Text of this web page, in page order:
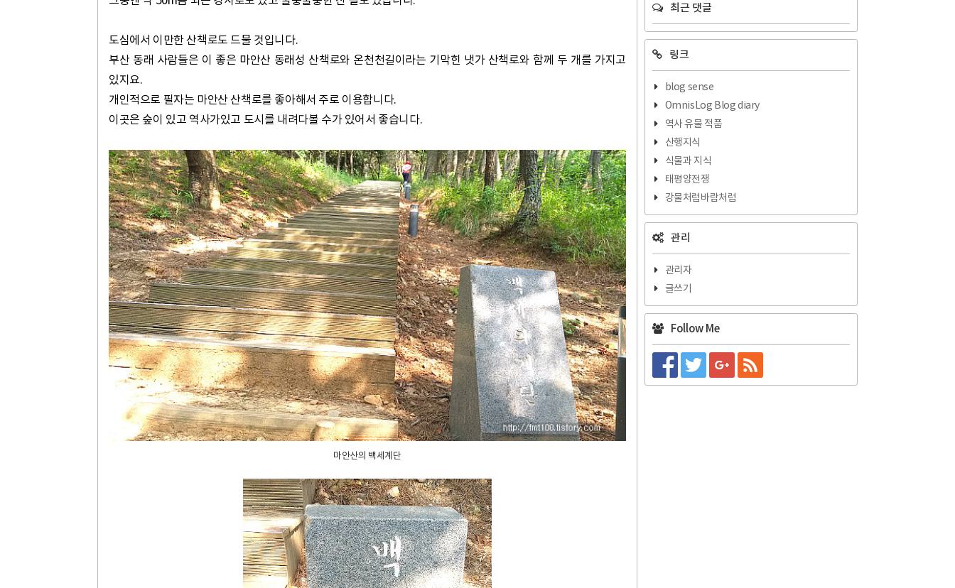
도심에서 이만한 산책로도 드물 것입니다.
부산 동래 사람들은 이 좋은 마안산 동래성 산책로와 온천천길이라는 기막힌 냇가 산책로와 함께 두 개를 가지고
있지요.
개인적으로 필자는 마안산 산책로를 좋아해서 주로 이용합니다.
이곳은 숲이 있고 역사가있고 도시를 내려다볼 수가 있어서 좋습니다.
마안산의 백세계단
최근 댓글
링크
blog sense
OmnisLog Blog diary
역사 유물 적품
산행지식
식물과 지식
태평양전쟁
강물처럼바람처럼
관리
관리자
글쓰기
Follow Me